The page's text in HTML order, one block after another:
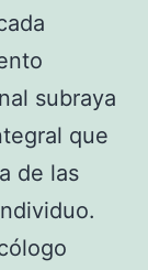
subraya
que
de las